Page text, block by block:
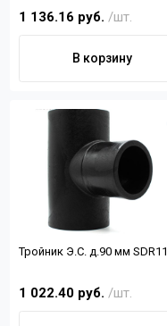
1 136.16 руб. /шт.
В корзину
Тройник Э.С. д.90 мм SDR11
1 022.40 руб. /шт.